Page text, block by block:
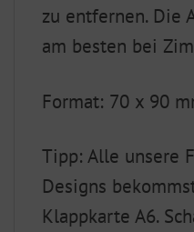
zu entfernen. Die
am besten bei
Format: 70 x 90
Tipp: Alle unsere
Designs
Klappkarte A6.